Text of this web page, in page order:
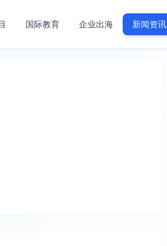
国际教育 企业出海 新闻资讯